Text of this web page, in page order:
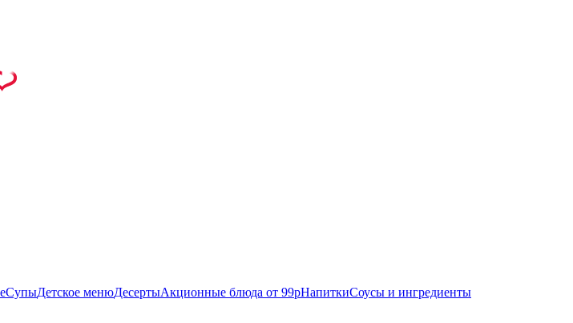
СупыДетское менюДесертыАкционные блюда от 99рНапиткиСоусы и ингредиенты